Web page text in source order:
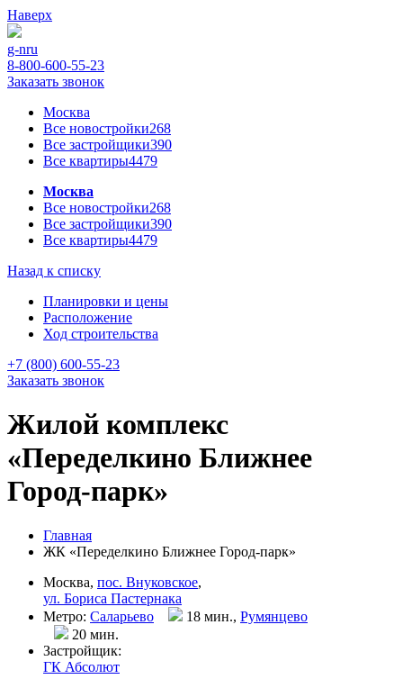
Наверх
g-nru
8-800-600-55-23
Заказать звонок
Москва
Все новостройки268
Все застройщики390
Все квартиры4479
Москва
Все новостройки268
Все застройщики390
Все квартиры4479
Назад к списку
Планировки и цены
Расположение
Ход строительства
+7 (800) 600-55-23
Заказать звонок
Жилой комплекс
«Переделкино Ближнее
Город-парк»
Главная
ЖК «Переделкино Ближнее Город-парк»
Москва, пос. Внуковское,
ул. Бориса Пастернака
Метро: Саларьево 18 мин., Румянцево
20 мин.
Застройщик:
ГК Абсолют